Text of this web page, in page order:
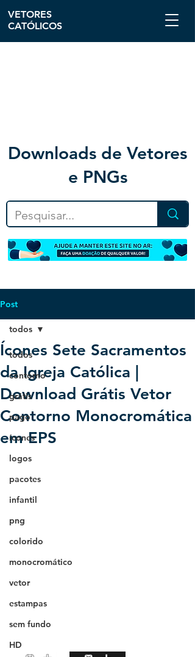
Downloads de Vetores
e PNGs
VETORES
CATÓLICOS
Post
todos
contorno
grátis
pago
ícones
logos
pacotes
infantil
png
colorido
monocromático
vetor
estampas
sem fundo
HD
todos
Ícones Sete Sacramentos
da Igreja Católica |
Download Grátis Vetor
Contorno Monocromática
em EPS